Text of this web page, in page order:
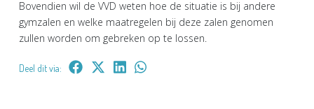
Bovendien wil de VVD weten hoe de situatie is bij andere
gymzalen en welke maatregelen bij deze zalen genomen
zullen worden om gebreken op te lossen.
Deel dit via: